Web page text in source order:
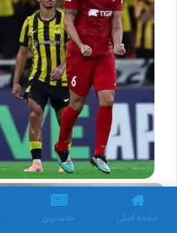
صفحه اصلی جدیدترین